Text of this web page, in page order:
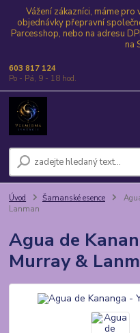
Vážení zákazníci, máme
objednávky přepravní
Parcesshop, nebo na adresu
na
603 817 124
Po - Pá, 9 - 18 hod.
Úvod Šamanské esence
Lanman
Agua de
Murray &